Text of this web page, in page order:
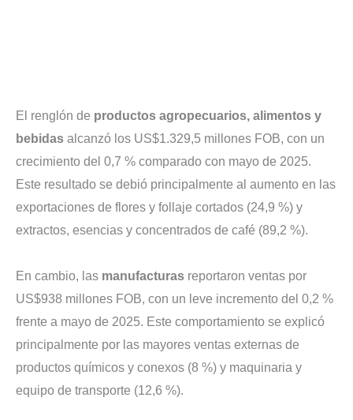
El renglón de productos agropecuarios, alimentos y
bebidas alcanzó los US$1.329,5 millones FOB, con un
crecimiento del 0,7 % comparado con mayo de 2025.
Este resultado se debió principalmente al aumento en las
exportaciones de flores y follaje cortados (24,9 %) y
extractos, esencias y concentrados de café (89,2 %).
En cambio, las manufacturas reportaron ventas por
US$938 millones FOB, con un leve incremento del 0,2 %
frente a mayo de 2025. Este comportamiento se explicó
principalmente por las mayores ventas externas de
productos químicos y conexos (8 %) y maquinaria y
equipo de transporte (12,6 %).